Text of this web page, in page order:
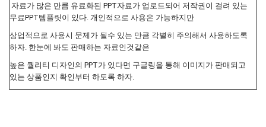
자료가 많은 만큼 유료화된 PPT자료가 업로드되어 저작권이 걸려 있는
무료PPT템플릿이 있다. 개인적으로 사용은 가능하지만
상업적으로 사용시 문제가 될수 있는 만큼 각별히 주의해서 사용하도록
하자. 한눈에 봐도 판매하는 자료인것같은
높은 퀄리티 디자인의 PPT가 있다면 구글링을 통해 이미지가 판매되고
있는 상품인지 확인부터 하도록 하자.